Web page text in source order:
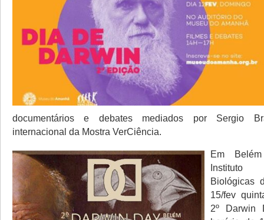
documentários e debates mediados por Sergio
internacional da Mostra VerCiência.
Em
Instituto
Biológicas
15/fev
2º Darwin